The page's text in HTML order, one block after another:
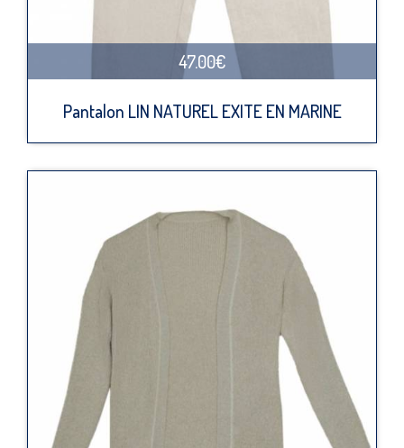
47.00€
Pantalon LIN NATUREL EXITE EN MARINE